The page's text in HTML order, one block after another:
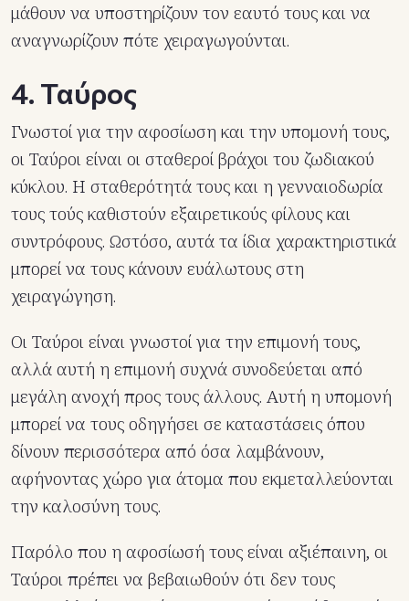
μάθουν να υποστηρίζουν τον εαυτό τους και να
αναγνωρίζουν πότε χειραγωγούνται.
4. Ταύρος
Γνωστοί για την αφοσίωση και την υπομονή τους,
οι Ταύροι είναι οι σταθεροί βράχοι του ζωδιακού
κύκλου. Η σταθερότητά τους και η γενναιοδωρία
τους τούς καθιστούν εξαιρετικούς φίλους και
συντρόφους. Ωστόσο, αυτά τα ίδια χαρακτηριστικά
μπορεί να τους κάνουν ευάλωτους στη
χειραγώγηση.
Οι Ταύροι είναι γνωστοί για την επιμονή τους,
αλλά αυτή η επιμονή συχνά συνοδεύεται από
μεγάλη ανοχή προς τους άλλους. Αυτή η υπομονή
μπορεί να τους οδηγήσει σε καταστάσεις όπου
δίνουν περισσότερα από όσα λαμβάνουν,
αφήνοντας χώρο για άτομα που εκμεταλλεύονται
την καλοσύνη τους.
Παρόλο που η αφοσίωσή τους είναι αξιέπαινη, οι
Ταύροι πρέπει να βεβαιωθούν ότι δεν τους